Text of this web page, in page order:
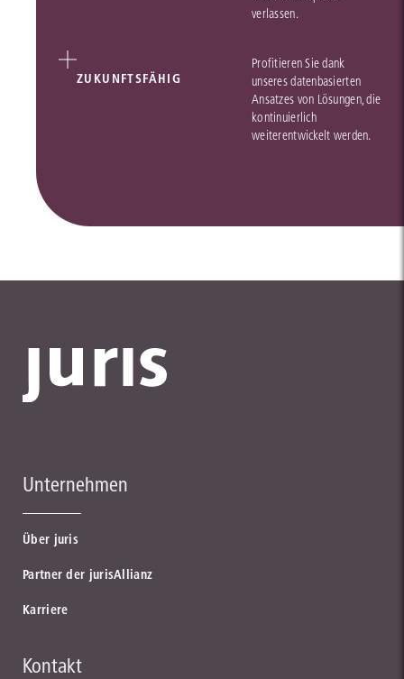
verlassen.
ZUKUNFTSFÄHIG
Profitieren Sie dank
unseres datenbasierten
Ansatzes von Lösungen, die
kontinuierlich
weiterentwickelt werden.
Unternehmen
Über juris
Partner der jurisAllianz
Karriere
Kontakt